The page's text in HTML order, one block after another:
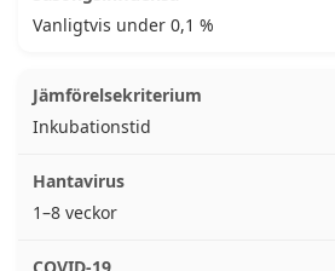
Vanligtvis under 0,1 %
Inkubationstid
1–8 veckor